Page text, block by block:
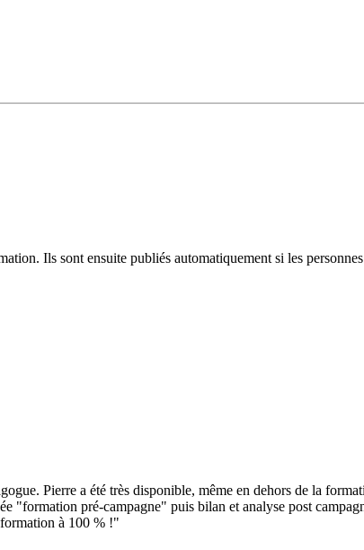
Ils sont ensuite publiés automatiquement si les
Pierre a été très disponible, même en dehors de la
"formation pré-campagne" puis bilan et analyse post
formation à 100 % !"